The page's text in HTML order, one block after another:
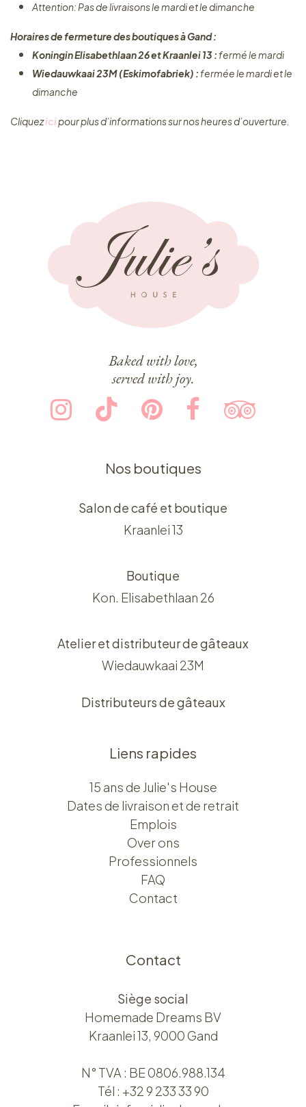
Attention: Pas de livraisons le mardi et le dimanche
Horaires de fermeture des boutiques à Gand :
Koningin Elisabethlaan 26 et Kraanlei 13 :fermé le mardi
Wiedauwkaai 23M (Eskimofabriek) :fermée le mardi et le
dimanche
Cliquez ​icipour plus d’informations sur nos heures d’ouverture.
Baked with love,
served with joy.
Nos boutiques
Salon de café et boutique
Kraanlei 13
Boutique
Kon. Elisabethlaan 26
Atelier et distributeur de gâteaux
Wiedauwkaai 23M
Distributeurs de gâteaux
Liens rapides
15 ans de Julie's House
Dates de livraison et de retrait
Emplois
Over ons​​
Professionnels
FAQ
Contact
Contact
Siège social
Homemade Dreams BV
Kraanlei 13, 9000 Gand
N° TVA : BE 0806.988.134
Tél : +32 9 233 33 90